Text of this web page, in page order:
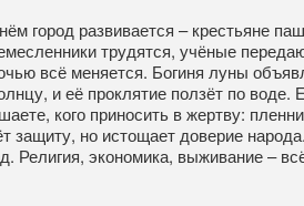
город развивается – крестьяне
трудятся, учёные
всё меняется. Богиня луны
и её проклятие ползёт по воде.
кого приносить в жертву:
защиту, но истощает доверие
Религия, экономика, выживание –